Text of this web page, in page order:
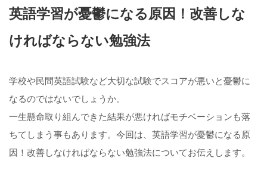
英語学習が憂鬱になる原因！改善しな
ければならない勉強法
学校や民間英語試験など大切な試験でスコアが悪いと憂鬱に
なるのではないでしょうか。
一生懸命取り組んできた結果が悪ければモチベーションも落
ちてしまう事もあります。今回は、英語学習が憂鬱になる原
因！改善しなければならない勉強法についてお伝えします。